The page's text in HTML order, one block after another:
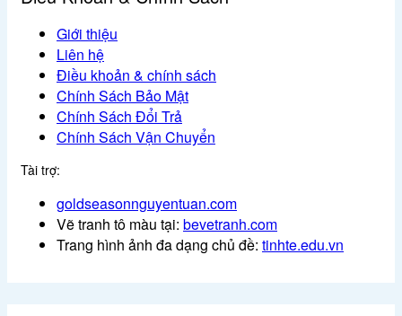
Giới thiệu
Liên hệ
Điều khoản & chính sách
Chính Sách Bảo Mật
Chính Sách Đổi Trả
Chính Sách Vận Chuyển
Tài trợ:
goldseasonnguyentuan.com
Vẽ tranh tô màu tại: bevetranh.com
Trang hình ảnh đa dạng chủ đề: tinhte.edu.vn